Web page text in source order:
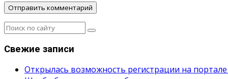
Свежие записи
Открылась возможность регистрации на